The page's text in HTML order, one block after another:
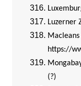
Luzerner
https://
(?)